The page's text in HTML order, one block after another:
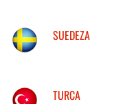
SUEDEZA
TURCA